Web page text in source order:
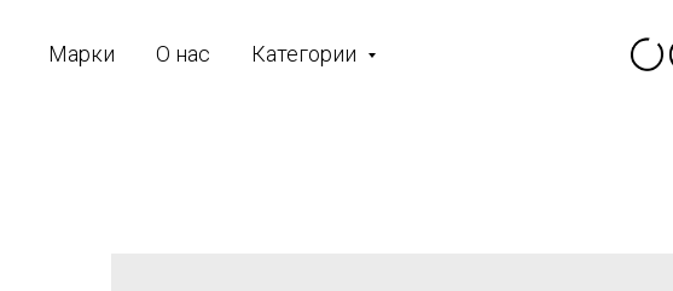
Марки О нас Категории